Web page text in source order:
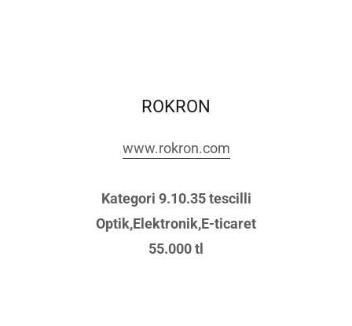
ROKRON
www.rokron.com
Kategori 9.10.35 tescilli
Optik,Elektronik,E-ticaret
55.000 tl